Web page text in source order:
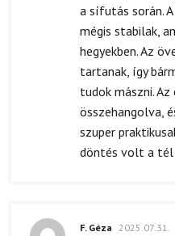
a sífutás során.
mégis stabilak,
hegyekben. Az
tartanak, így
tudok mászni.
összehangolva,
szuper
döntés volt a tél
F. Géza 2025.07.31.